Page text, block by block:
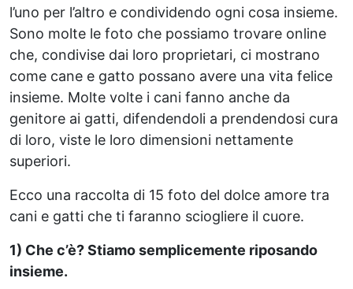
l’uno per l’altro e condividendo ogni cosa insieme.
Sono molte le foto che possiamo trovare online
che, condivise dai loro proprietari, ci mostrano
come cane e gatto possano avere una vita felice
insieme. Molte volte i cani fanno anche da
genitore ai gatti, difendendoli a prendendosi cura
di loro, viste le loro dimensioni nettamente
superiori.
Ecco una raccolta di 15 foto del dolce amore tra
cani e gatti che ti faranno sciogliere il cuore.
1) Che c’è? Stiamo semplicemente riposando
insieme.